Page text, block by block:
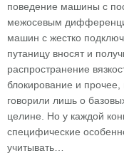
поведение машины с
межосевым
машин с жестко
путаницу вносят и
распространение
блокирование и
говорили лишь о
целине. Но у каждой
специфические
учитывать…